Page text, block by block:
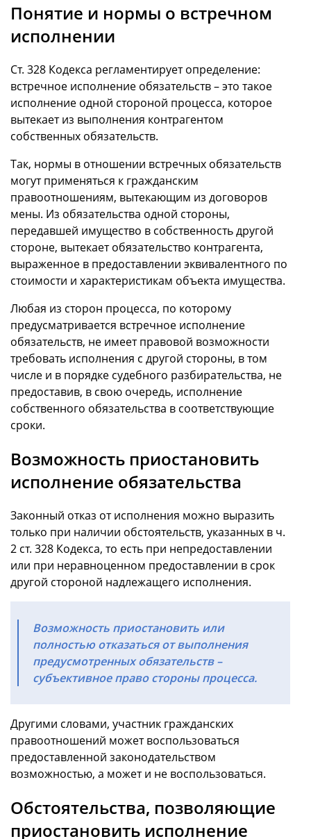
Понятие и нормы о встречном
исполнении
Ст. 328 Кодекса регламентирует определение:
встречное исполнение обязательств – это такое
исполнение одной стороной процесса, которое
вытекает из выполнения контрагентом
собственных обязательств.
Так, нормы в отношении встречных обязательств
могут применяться к гражданским
правоотношениям, вытекающим из договоров
мены. Из обязательства одной стороны,
передавшей имущество в собственность другой
стороне, вытекает обязательство контрагента,
выраженное в предоставлении эквивалентного по
стоимости и характеристикам объекта имущества.
Любая из сторон процесса, по которому
предусматривается встречное исполнение
обязательств, не имеет правовой возможности
требовать исполнения с другой стороны, в том
числе и в порядке судебного разбирательства, не
предоставив, в свою очередь, исполнение
собственного обязательства в соответствующие
сроки.
Возможность приостановить
исполнение обязательства
Законный отказ от исполнения можно выразить
только при наличии обстоятельств, указанных в ч.
2 ст. 328 Кодекса, то есть при непредоставлении
или при неравноценном предоставлении в срок
другой стороной надлежащего исполнения.
Возможность приостановить или
полностью отказаться от выполнения
предусмотренных обязательств –
субъективное право стороны процесса.
Другими словами, участник гражданских
правоотношений может воспользоваться
предоставленной законодательством
возможностью, а может и не воспользоваться.
Обстоятельства, позволяющие
приостановить исполнение